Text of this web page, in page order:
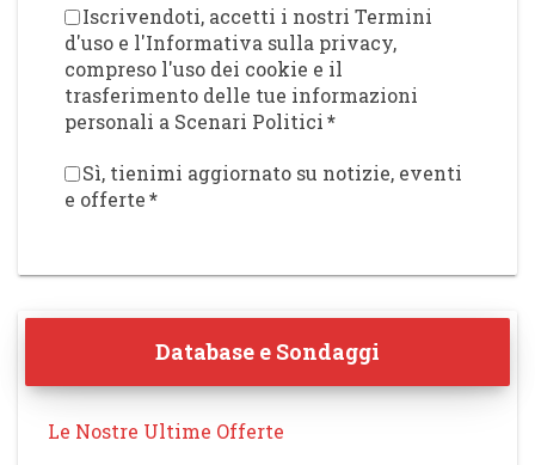
Iscrivendoti, accetti i nostri Termini
d'uso e l'Informativa sulla privacy,
compreso l'uso dei cookie e il
trasferimento delle tue informazioni
personali a Scenari Politici*
Sì, tienimi aggiornato su notizie, eventi
e offerte*
Database e Sondaggi
Le Nostre Ultime Offerte